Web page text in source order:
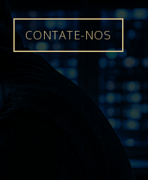
CONTATE-NOS